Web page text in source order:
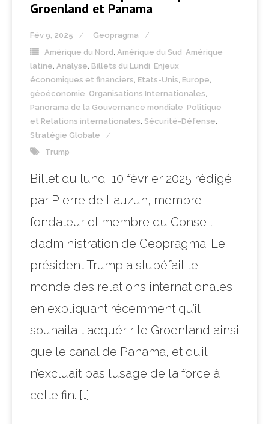
Groenland et Panama
Fév 9, 2025
Geopragma
Amérique du Nord Amérique du Sud Amérique
latine Analyse Billets du Lundi Enjeux
économiques et financiers Etats-Unis Europe
géoéconomie Organisations Internationales
Panorama de la Gouvernance mondiale Politique
et Relations internationales Sécurité-Défense
Stratégie Globale
Trump
Billet du lundi 10 février 2025 rédigé
par Pierre de Lauzun, membre
fondateur et membre du Conseil
d’administration de Geopragma. Le
président Trump a stupéfait le
monde des relations internationales
en expliquant récemment qu’il
souhaitait acquérir le Groenland ainsi
que le canal de Panama, et qu’il
n’excluait pas l’usage de la force à
cette fin. […]